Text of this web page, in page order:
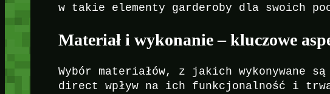
w takie elementy garderoby dla swoich
Materiał i wykonanie – kluczowe
Wybór materiałów, z jakich wykonywane
direct wpływ na ich funkcjonalność i